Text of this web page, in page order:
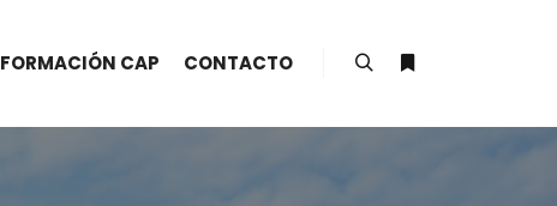
FORMACIÓN CAP CONTACTO